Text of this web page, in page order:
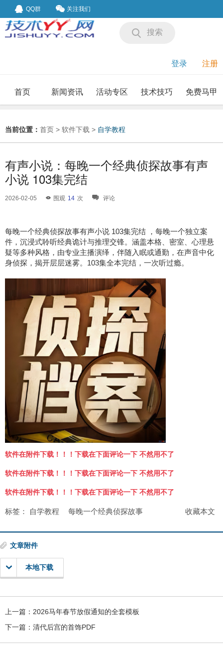
QQ群 关注我们
搜索
登录 注册
首页 新闻资讯 活动专区 技术技巧 免费马甲
当前位置： 首页 > 软件下载 > 自学教程
有声小说：每晚一个经典侦探故事有声
小说 103集完结
2026-02-05 围观 14 次 评论
每晚一个经典侦探故事有声小说 103集完结 ，每晚一个独立案
件，沉浸式聆听经典诡计与推理交锋。涵盖本格、密室、心理悬
疑等多种风格，由专业主播演绎，伴随入眠或通勤，在声音中化
身侦探，揭开层层迷雾。103集全本完结，一次听过瘾。
软件在附件下载！！！下载在下面评论一下 不然用不了
软件在附件下载！！！下载在下面评论一下 不然用不了
软件在附件下载！！！下载在下面评论一下 不然用不了
收藏本文
标签： 自学教程 每晚一个经典侦探故事
文章附件
本地下载
上一篇： 2026马年春节放假通知的全套模板
下一篇： 清代后宫的首饰PDF